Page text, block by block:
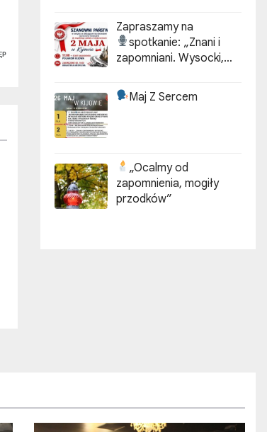
Zapraszamy na
spotkanie: „Znani i
zapomniani. Wysocki,
historii Kijowa”
Maj Z Sercem
„Ocalmy od
zapomnienia, mogiły
przodków”